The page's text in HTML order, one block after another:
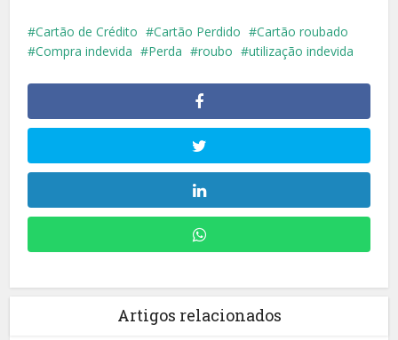
Cartão de Crédito Cartão Perdido
Cartão roubado
Compra indevida
Perda roubo utilização indevida
Artigos relacionados